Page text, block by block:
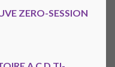
ZERO-SESSION